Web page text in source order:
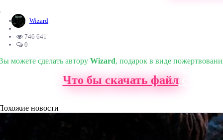
Wizard
746 641
0
можете сделать автору Wizard, подарок в виде
Что бы скачать файлс
новости